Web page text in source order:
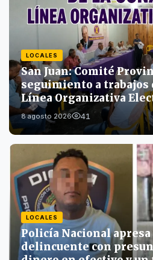
LOCALES
San Juan: Comité
seguimiento a trabajos
Línea Organizativa
8 agosto 2026 41
LOCALES
Policía Nacional
delincuente con